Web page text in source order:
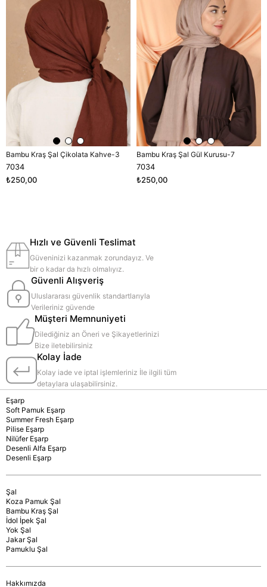
Bambu Kraş Şal Çikolata Kahve-3
7034
₺250,00
Bambu Kraş Şal Gül Kurusu-7
7034
₺250,00
Hızlı ve Güvenli Teslimat
Güveninizi kazanmak zorundayız. Ve
bir o kadar da hızlı olmalıyız.
Güvenli Alışveriş
Uluslararası güvenlik standartlarıyla
Verileriniz güvende
Müşteri Memnuniyeti
Dilediğiniz an Öneri ve Şikayetlerinizi
Bize iletebilirsiniz
Kolay İade
Kolay iade ve iptal işlemleriniz İle ilgili tüm
detaylara ulaşabilirsiniz.
Eşarp
Soft Pamuk Eşarp
Summer Fresh Eşarp
Pilise Eşarp
Nilüfer Eşarp
Desenli Alfa Eşarp
Desenli Eşarp
Şal
Koza Pamuk Şal
Bambu Kraş Şal
İdol İpek Şal
Yok Şal
Jakar Şal
Pamuklu Şal
Hakkımızda